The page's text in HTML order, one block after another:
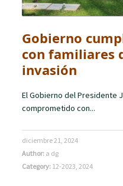
Gobierno
con familiares
invasión
El Gobierno del Presidente
comprometido con...
diciembre 21, 2024
Author: a dg
Category: 12-2023,2024